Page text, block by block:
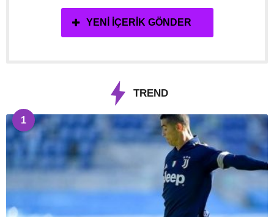
YENI İÇERIK GÖNDER
TREND
1